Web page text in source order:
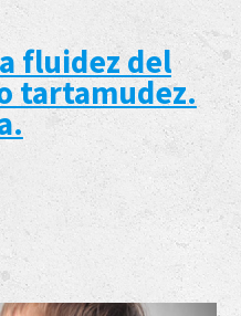
fluidez del
tartamudez.